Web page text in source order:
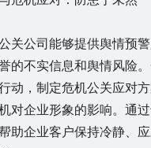
公司能够提供舆情预警
的不实信息和舆情风险
动，制定危机公关应对
对企业形象的影响。通
助企业客户保持冷静、